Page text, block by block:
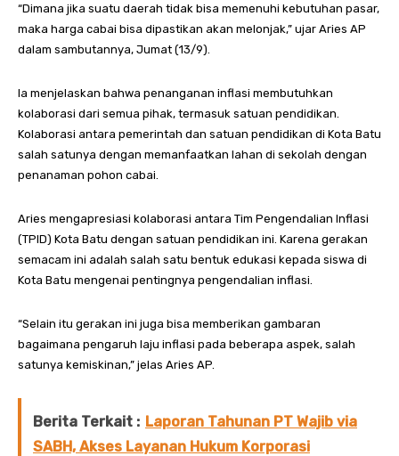
“Dimana jika suatu daerah tidak bisa memenuhi kebutuhan pasar,
maka harga cabai bisa dipastikan akan melonjak,” ujar Aries AP
dalam sambutannya, Jumat (13/9).
Ia menjelaskan bahwa penanganan inflasi membutuhkan
kolaborasi dari semua pihak, termasuk satuan pendidikan.
Kolaborasi antara pemerintah dan satuan pendidikan di Kota Batu
salah satunya dengan memanfaatkan lahan di sekolah dengan
penanaman pohon cabai.
Aries mengapresiasi kolaborasi antara Tim Pengendalian Inflasi
(TPID) Kota Batu dengan satuan pendidikan ini. Karena gerakan
semacam ini adalah salah satu bentuk edukasi kepada siswa di
Kota Batu mengenai pentingnya pengendalian inflasi.
“Selain itu gerakan ini juga bisa memberikan gambaran
bagaimana pengaruh laju inflasi pada beberapa aspek, salah
satunya kemiskinan,” jelas Aries AP.
Berita Terkait : Laporan Tahunan PT Wajib via
SABH, Akses Layanan Hukum Korporasi